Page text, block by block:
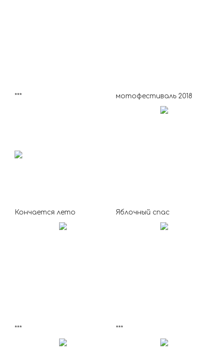
*** мотофестиваль 2018
Кончается лето Яблочный спас
*** ***